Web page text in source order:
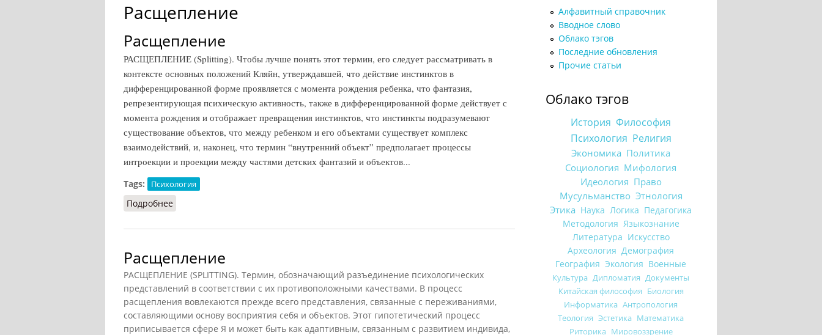
Расщепление
Расщепление
РАСЩЕПЛЕНИЕ (Splitting). Чтобы лучше понять этот термин, его следует рассматривать в
контексте основных положений Кляйн, утверждавшей, что действие инстинктов в
дифференцированной форме проявляется с момента рождения ребенка, что фантазия,
репрезентирующая психическую активность, также в дифференцированной форме действует с
момента рождения и отображает превращения инстинктов, что инстинкты подразумевают
существование объектов, что между ребенком и его объектами существует комплекс
взаимодействий, и, наконец, что термин “внутренний объект” предполагает процессы
интроекции и проекции между частями детских фантазий и объектов...
Tags: Психология
Подробнее
Расщепление
РАСЩЕПЛЕНИЕ (SPLITTING). Термин, обозначающий разъединение психологических
представлений в соответствии с их противоположными качествами. В процесс
расщепления вовлекаются прежде всего представления, связанные с переживаниями,
составляющими основу восприятия себя и объектов. Этот гипотетический процесс
приписывается сфере Я и может быть как адаптивным, связанным с развитием индивида,
Алфавитный справочник
Вводное слово
Облако тэгов
Последние обновления
Прочие статьи
Облако тэгов
История Философия
Психология Религия
Экономика Политика
Социология Мифология
Идеология Право
Мусульманство Этнология
Этика Наука Логика Педагогика
Методология Языкознание
Литература Искусство
Археология Демография
География Экология Военные
Культура Дипломатия Документы
Китайская философия Биология
Информатика Антропология
Теология Эстетика Математика
Риторика Мировоззрение